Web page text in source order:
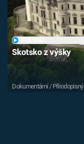
Skotsko z výšky
Dokumentární / Přírodopisný